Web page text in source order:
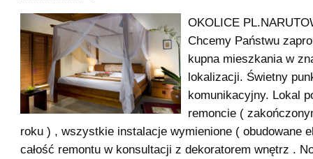
OKOLICE
Chcemy Państwu
kupna mieszkania w
lokalizacji. Świetny
komunikacyjny. Lokal
remoncie (
roku ) , wszystkie instalacje wymienione ( obudowane
całość remontu w konsultacji z dekoratorem wnętrz .